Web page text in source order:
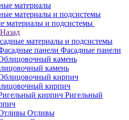
материалы
материалы и подсистемы
Назад
материалы и подсистемы
Фасадные панели
камень
кирпич
Ригельный
Отливы